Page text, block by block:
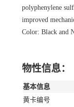
polyphenylene
improved
Color: Black and
物性信息：
基本信息
黄卡编号